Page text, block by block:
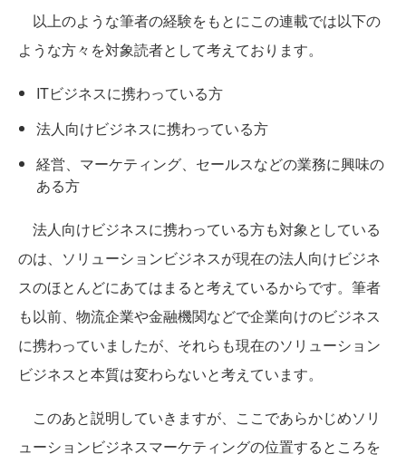
以上のような筆者の経験をもとにこの連載では以下の
ような方々を対象読者として考えております。
ITビジネスに携わっている方
法人向けビジネスに携わっている方
経営、マーケティング、セールスなどの業務に興味の
ある方
法人向けビジネスに携わっている方も対象としている
のは、ソリューションビジネスが現在の法人向けビジネ
スのほとんどにあてはまると考えているからです。筆者
も以前、物流企業や金融機関などで企業向けのビジネス
に携わっていましたが、それらも現在のソリューション
ビジネスと本質は変わらないと考えています。
このあと説明していきますが、ここであらかじめソリ
ューションビジネスマーケティングの位置するところを